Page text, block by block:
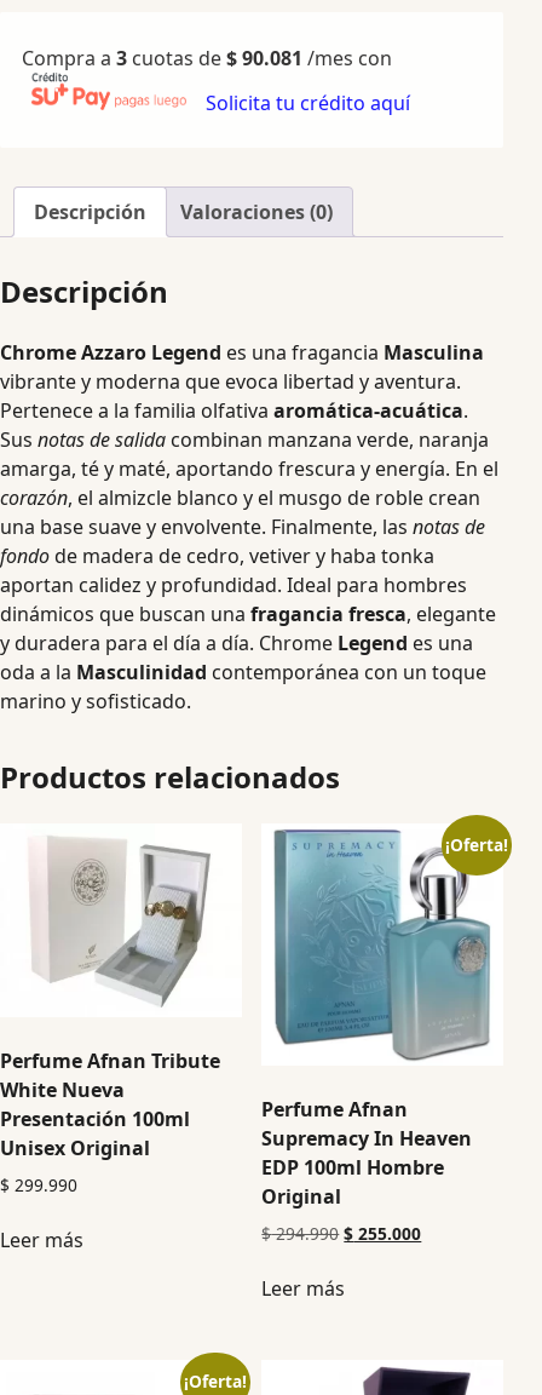
Compra a 3 cuotas de$90.081 /mes con
Solicita tu crédito aquí
Descripción Valoraciones (0)
Descripción
Chrome Azzaro Legend es una fragancia Masculina
vibrante y moderna que evoca libertad y aventura.
Pertenece a la familia olfativa aromática-acuática.
Sus notas de salida combinan manzana verde, naranja
amarga, té y maté, aportando frescura y energía. En el
corazón, el almizcle blanco y el musgo de roble crean
una base suave y envolvente. Finalmente, las notas de
fondode madera de cedro, vetiver y haba tonka
aportan calidez y profundidad. Ideal para hombres
dinámicos que buscan una fragancia fresca, elegante
y duradera para el día a día. Chrome Legend es una
oda a la Masculinidad contemporánea con un toque
marino y sofisticado.
Productos relacionados
Perfume Afnan Tribute
White Nueva
Presentación 100ml
Unisex Original
$ 299.990
Leer más
¡Oferta!
Perfume Afnan
Supremacy In Heaven
EDP 100ml Hombre
Original
$294.990 $ 255.000
Leer más
¡Oferta!